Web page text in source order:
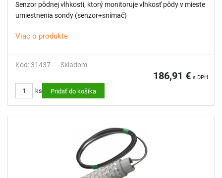
Senzor pôdnej vlhkosti, ktorý monitoruje vlhkosť pôdy v mieste
umiestnenia sondy (senzor+snímač)
Viac o produkte
Kód: 31437 Skladom
186,91 € s DPH
ks Pridať do košíka